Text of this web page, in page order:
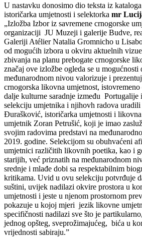
U nastavku donosimo dio teksta iz
istoričarka umjetnosti i selektorka mr
„Izložba Izbor iz savremene crnogorske
organizaciji JU Muzeji i galerije Budve,
Galeriji Atélier Natalia Gromnicho u
od mogućih izbora u okviru aktuelnih
zbivanja na planu prebogate crnogorske
značaj ove izložbe ogleda se u mogućnosti
međunarodnom nivou valorizuje i
crnogorska likovna umjetnost,
dalje kulturne saradnje između Portugalije
selekciju umjetnika i njihovh radova
Đurašković, istoričarka umjetnosti i
umjetnik Zoran Petrušić, koji je imao
svojim radovima predstavi na
2019. godine. Selekcijom su obuhvaćeni
umjetnici različitih likovnih poetika, kao i
starijih, već priznatih na međunarodnom
srednje i mlađe dobi sa respektabilnim
kritikama. Uvid u ovu selekciju potvrđuje
suštini, uvijek nadilazi okvire prostora u
umjetnosti i jeste u njenom prostornom
pokazuje u kojoj mjeri jezik likovne
specifičnosti nadilazi sve što je
jednog opšteg, sveprožimajućeg, bića u
vrijednosti sabiraju.”